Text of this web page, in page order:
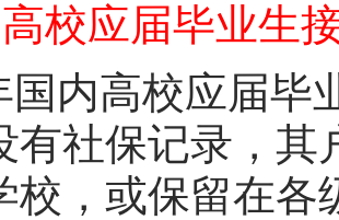
校应届毕业生
国内高校应届毕
有社保记录，其
校，或保留在